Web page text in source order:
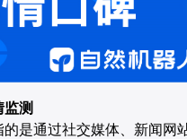
监测
是通过社交媒体、新闻网